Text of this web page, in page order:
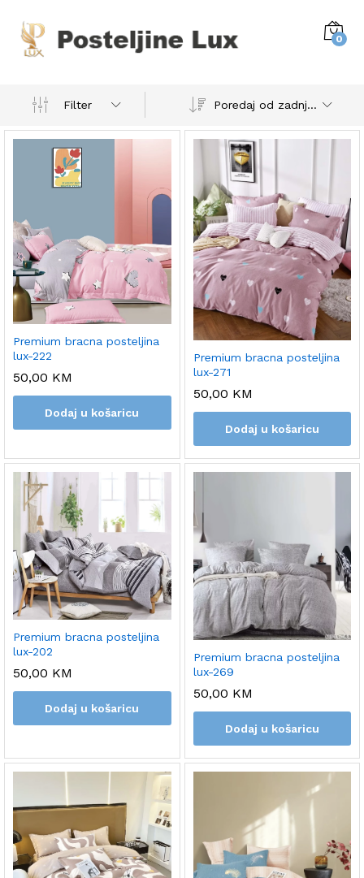
0
Filter Poredaj od zadnjeg
Premium bracna posteljina
lux-222
50,00 KM
Dodaj u košaricu
Premium bracna posteljina
lux-271
50,00 KM
Dodaj u košaricu
Premium bracna posteljina
lux-202
50,00 KM
Dodaj u košaricu
Premium bracna posteljina
lux-269
50,00 KM
Dodaj u košaricu